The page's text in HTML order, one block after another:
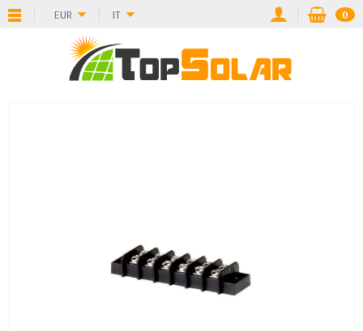
EUR IT 0